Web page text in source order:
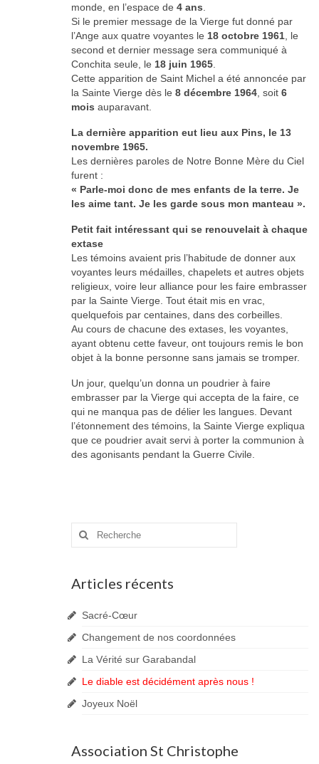
monde, en l’espace de 4 ans
Si le premier message de la Vierge fut donné par
l’Ange aux quatre voyantes le 18 octobre 1961 , le
second et dernier message sera communiqué à
Conchita seule, le 18 juin 1965
Cette apparition de Saint Michel a été annoncée par
la Sainte Vierge dès le 8 décembre 1964 , soit 6
mois auparavant.
La dernière apparition eut lieu aux Pins, le 13
novembre 1965.
Les dernières paroles de Notre Bonne Mère du Ciel
furent :
« Parle-moi donc de mes enfants de la terre. Je
les aime tant. Je les garde sous mon manteau ».
Petit fait intéressant qui se renouvelait à chaque
extase
Les témoins avaient pris l’habitude de donner aux
voyantes leurs médailles, chapelets et autres objets
religieux, voire leur alliance pour les faire embrasser
par la Sainte Vierge. Tout était mis en vrac,
quelquefois par centaines, dans des corbeilles.
Au cours de chacune des extases, les voyantes,
ayant obtenu cette faveur, ont toujours remis le bon
objet à la bonne personne sans jamais se tromper.
Un jour, quelqu’un donna un poudrier à faire
embrasser par la Vierge qui accepta de la faire, ce
qui ne manqua pas de délier les langues. Devant
l’étonnement des témoins, la Sainte Vierge expliqua
que ce poudrier avait servi à porter la communion à
des agonisants pendant la Guerre Civile.
Rechercher
Articles récents
Sacré-Cœur
Changement de nos coordonnées
La Vérité sur Garabandal
Le diable est décidément après nous !
Joyeux Noël
Association St Christophe